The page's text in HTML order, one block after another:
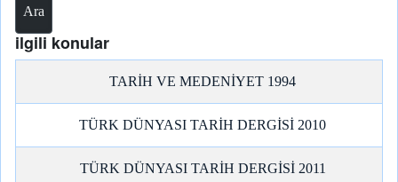
ilgili konular
TARİH VE MEDENİYET 1994
TÜRK DÜNYASI TARİH DERGİSİ 2010
TÜRK DÜNYASI TARİH DERGİSİ 2011